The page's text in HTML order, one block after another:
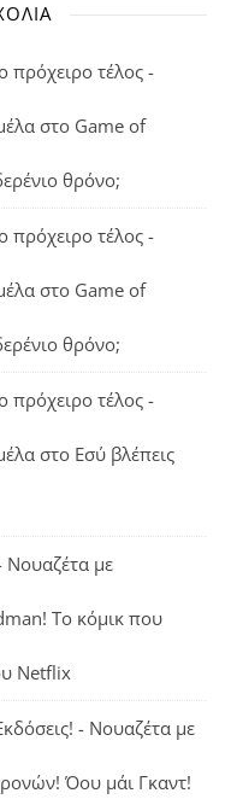
πρόχειρο τέλος -
στο Game of
θρόνο;
πρόχειρο τέλος -
στο Game of
θρόνο;
πρόχειρο τέλος -
στο Εσύ βλέπεις
με
Το κόμικ που
Netflix
- Νουαζέτα με
Όου μάι Γκαντ!